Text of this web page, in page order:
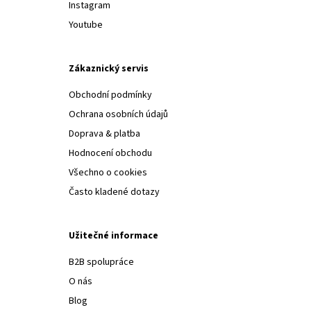
Instagram
Youtube
Zákaznický servis
Obchodní podmínky
Ochrana osobních údajů
Doprava & platba
Hodnocení obchodu
Všechno o cookies
Často kladené dotazy
Užitečné informace
B2B spolupráce
O nás
Blog